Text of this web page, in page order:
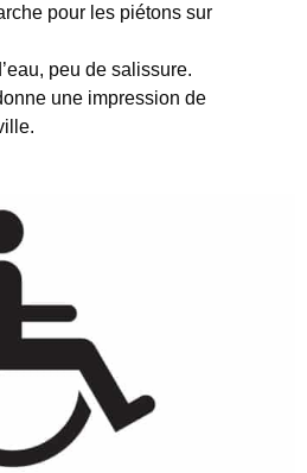
pour les piétons sur
peu de salissure.
une impression de